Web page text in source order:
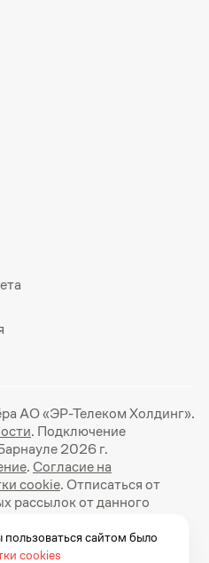
АО «ЭР-Телеком Холдинг».
. Подключение
2026 г.
. Согласие на
cookie. Отписаться от
рассылок от данного
сайтом было
cookies